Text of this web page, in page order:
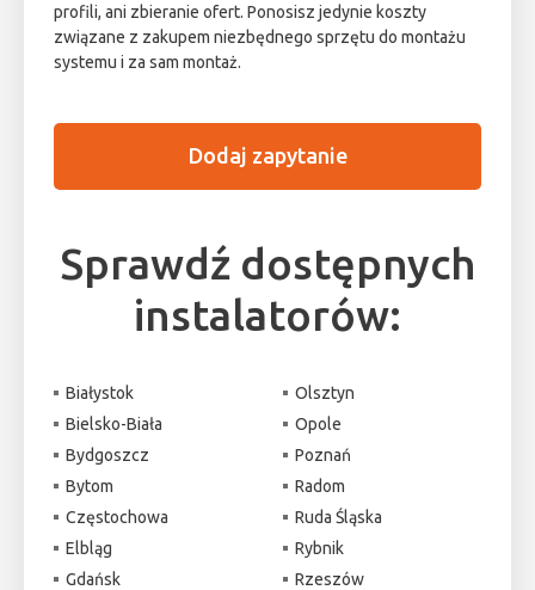
profili, ani zbieranie ofert. Ponosisz jedynie koszty
związane z zakupem niezbędnego sprzętu do montażu
systemu i za sam montaż.
Dodaj zapytanie
Sprawdź dostępnych
instalatorów:
Białystok
Bielsko-Biała
Bydgoszcz
Bytom
Częstochowa
Elbląg
Gdańsk
Olsztyn
Opole
Poznań
Radom
Ruda Śląska
Rybnik
Rzeszów